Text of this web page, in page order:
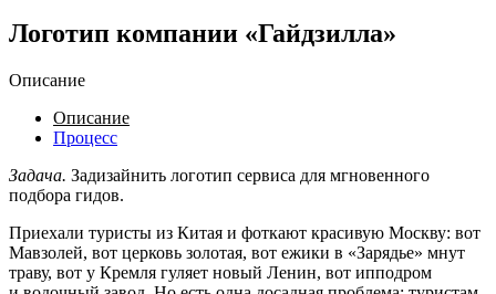
Логотип компании «Гайдзилла»
Описание
Описание
Процесс
Задача. Задизайнить логотип сервиса для мгновенного
подбора гидов.
Приехали туристы из Китая и фоткают красивую Москву: вот
Мавзолей, вот церковь золотая, вот ежики в «Зарядье» мнут
траву, вот у Кремля гуляет новый Ленин, вот ипподром